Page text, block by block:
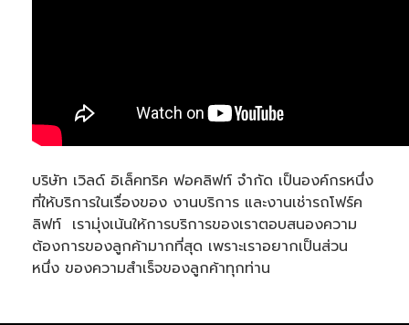
บริษัท เวิลด์ อิเล็คทริค ฟอคลิฟท์ จำกัด เป็นองค์กรหนึ่ง
ที่ให้บริการในเรื่องของ งานบริการ และงานเช่ารถโฟร์ค
ลิฟท์  เรามุ่งเน้นให้การบริการของเราตอบสนองความ
ต้องการของลูกค้ามากที่สุด เพราะเราอยากเป็นส่วน
หนึ่ง ของความสำเร็จของลูกค้าทุกท่าน